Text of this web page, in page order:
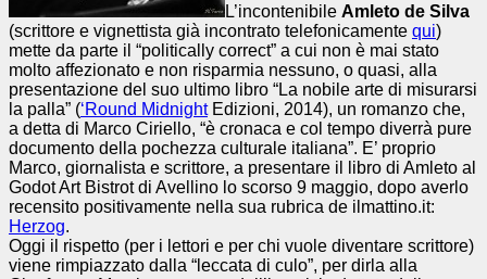
L’incontenibile Amleto de Silva
(scrittore e vignettista già incontrato telefonicamente qui)
mette da parte il “politically correct” a cui non è mai stato
molto affezionato e non risparmia nessuno, o quasi, alla
presentazione del suo ultimo libro “La nobile arte di misurarsi
la palla” (‘Round MidnightEdizioni, 2014), un romanzo che,
a detta di Marco Ciriello, “è cronaca e col tempo diverrà pure
documento della pochezza culturale italiana”. E’ proprio
Marco, giornalista e scrittore, a presentare il libro di Amleto al
Godot Art Bistrot di Avellino lo scorso 9 maggio, dopo averlo
recensito positivamente nella sua rubrica de ilmattino.it:
Herzog.
Oggi il rispetto (per i lettori e per chi vuole diventare scrittore)
viene rimpiazzato dalla “leccata di culo”, per dirla alla